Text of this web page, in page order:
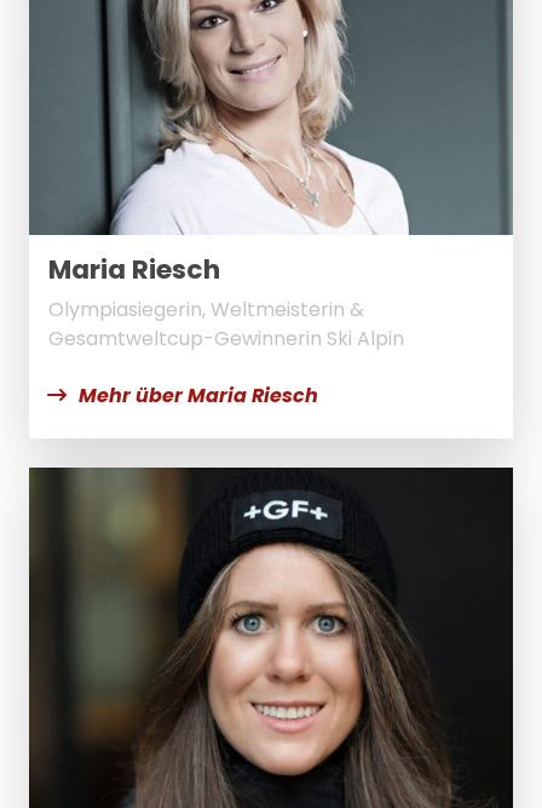
Maria Riesch
Olympiasiegerin, Weltmeisterin &
Gesamtweltcup-Gewinnerin Ski Alpin
Mehr über Maria Riesch